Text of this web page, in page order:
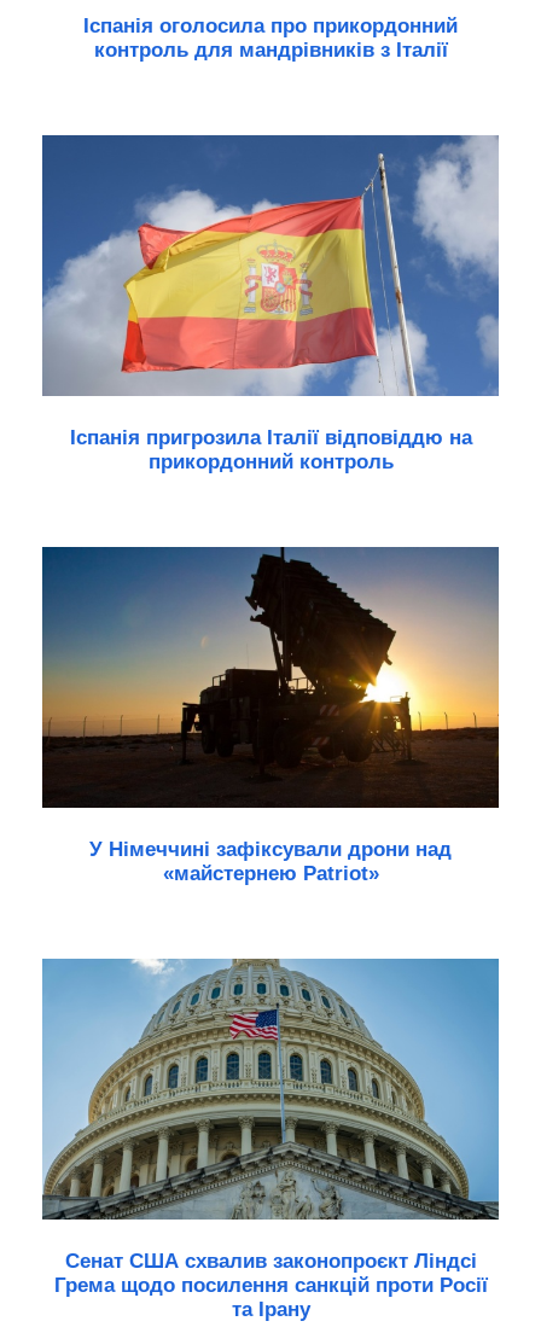
Іспанія оголосила про прикордонний
контроль для мандрівників з Італії
Іспанія пригрозила Італії відповіддю на
прикордонний контроль
У Німеччині зафіксували дрони над
«майстернею Patriot»
Сенат США схвалив законопроєкт Ліндсі
Грема щодо посилення санкцій проти Росії
та Ірану